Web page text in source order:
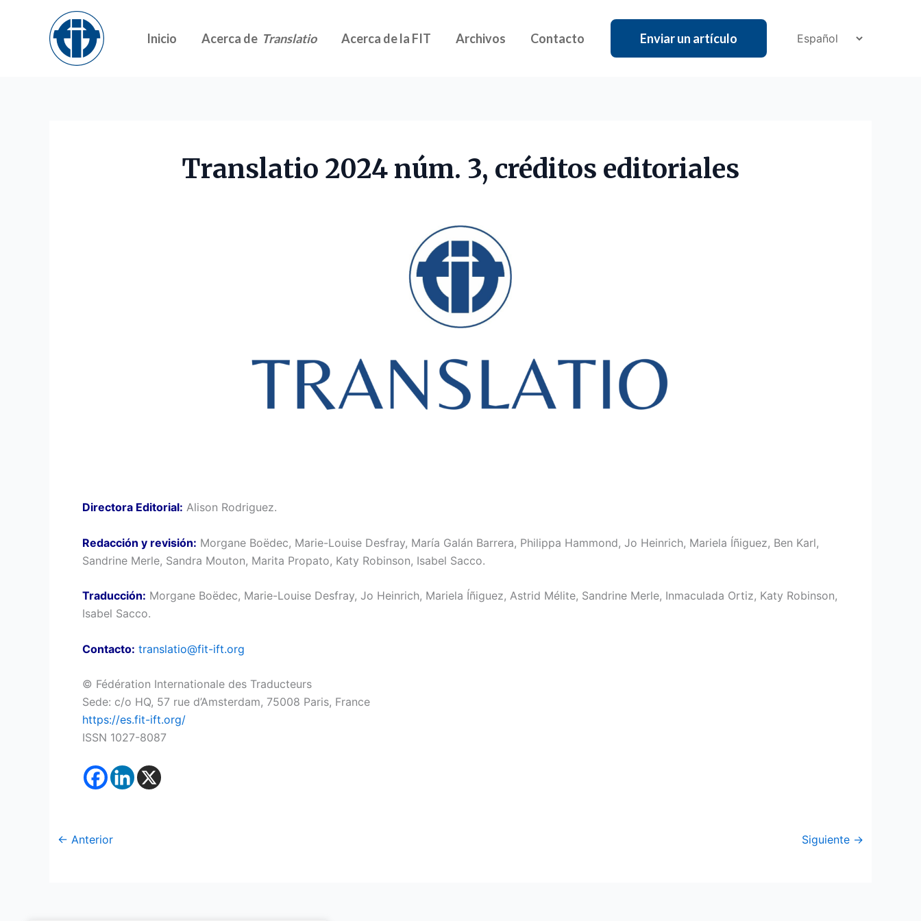
Inicio Acerca de Translatio Acerca de la FIT Archivos Contacto Enviar un artículo
Translatio 2024 núm. 3, créditos editoriales
Directora Editorial: Alison Rodriguez.
Redacción y revisión: Morgane Boëdec, Marie-Louise Desfray, María Galán Barrera, Philippa Hammond, Jo Heinrich, Mariela Íñiguez, Ben Karl,
Sandrine Merle, Sandra Mouton, Marita Propato, Katy Robinson, Isabel Sacco.
Traducción: Morgane Boëdec, Marie-Louise Desfray, Jo Heinrich, Mariela Íñiguez, Astrid Mélite, Sandrine Merle, Inmaculada Ortiz, Katy Robinson,
Isabel Sacco.
Contacto: translatio@fit-ift.org
© Fédération Internationale des Traducteurs
Sede: c/o HQ, 57 rue d’Amsterdam, 75008 Paris, France
https://es.fit-ift.org/
ISSN 1027-8087
← Anterior Siguiente →